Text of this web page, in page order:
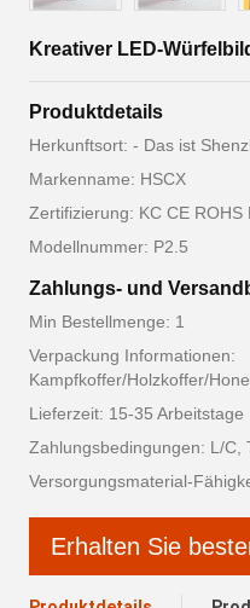
Kreativer LED-
Produktdetails
Herkunftsort: - Das ist
Markenname: HSCX
Zertifizierung: KC CE ROHS
Modellnummer: P2.5
Zahlungs- und
Min Bestellmenge: 1
Verpackung Informationen:
Kampfkoffer/Holzkoffer/
Lieferzeit: 15-35 Arbeitstage
Zahlungsbedingungen: L/C,
Versorgungsmaterial-
Erhalten Sie